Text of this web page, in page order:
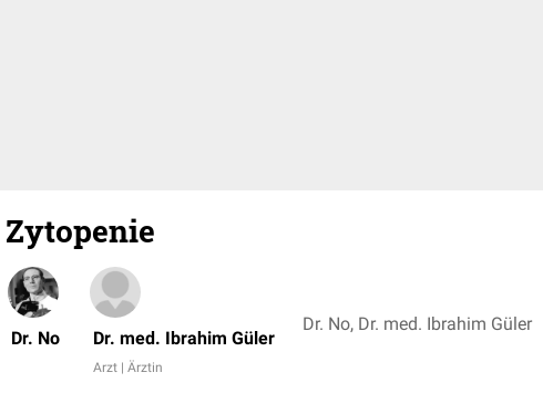
Zytopenie
Dr. No Dr. med. Ibrahim Güler
Arzt | Ärztin
Dr. No, Dr. med. Ibrahim Güler